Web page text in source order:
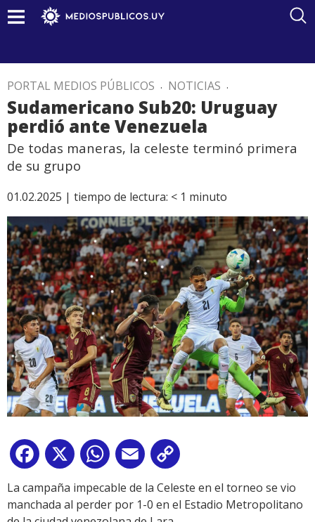
PORTAL MEDIOS PÚBLICOS . NOTICIAS .
Sudamericano Sub20: Uruguay
perdió ante Venezuela
De todas maneras, la celeste terminó primera
de su grupo
01.02.2025 | tiempo de lectura: < 1 minuto
Facebook
X WhatsApp
Email
Link
La campaña impecable de la Celeste en el torneo se vio
manchada al perder por 1-0 en el Estadio Metropolitano